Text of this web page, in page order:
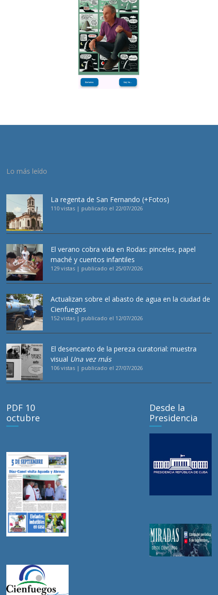
Lo más leído
La regenta de San Fernando (+Fotos)
110 vistas | publicado el 22/07/2026
El verano cobra vida en Rodas: pinceles, papel
maché y cuentos infantiles
129 vistas | publicado el 25/07/2026
Actualizan sobre el abasto de agua en la ciudad de
Cienfuegos
152 vistas | publicado el 12/07/2026
El desencanto de la pereza curatorial: muestra
visual Una vez más
106 vistas | publicado el 27/07/2026
PDF 10
octubre
Desde la
Presidencia